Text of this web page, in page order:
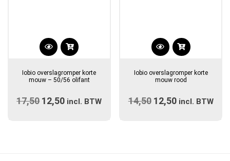
Iobio overslagromper korte
mouw – 50/56 olifant
17,50 Oorspronkelijke
12,50 Huidige
incl. BTW
Dit
heeft
variaties.
Iobio overslagromper korte
mouw rood
14,50 Oorspronkelijke
12,50Huidige
incl. BTW